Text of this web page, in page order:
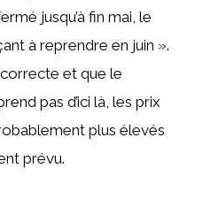
jusqu’à fin mai, le
à reprendre en juin ».
et que le
pas d’ici là, les prix
plus élevés
prévu.